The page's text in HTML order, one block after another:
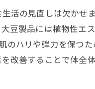
活の見直しは欠かせ
豆製品には植物性エ
のハリや弾力を保つ
改善することで体全